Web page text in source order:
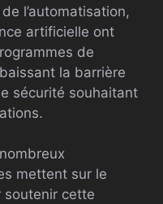
l’automatisation,
artificielle ont
de
la barrière
sécurité souhaitant
mettent sur le
soutenir cette